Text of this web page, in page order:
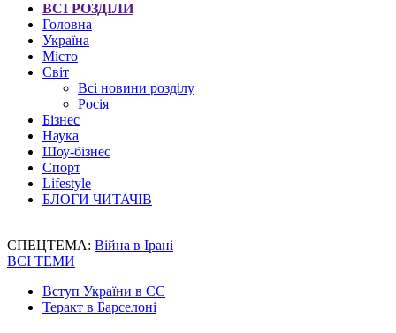
ВСІ РОЗДІЛИ
Головна
Україна
Місто
Світ
Всі новини розділу
Росія
Бізнес
Наука
Шоу-бізнес
Спорт
Lifestyle
БЛОГИ ЧИТАЧІВ
СПЕЦТЕМА: Війна в Ірані
ВСІ ТЕМИ
Вступ України в ЄС
Теракт в Барселоні